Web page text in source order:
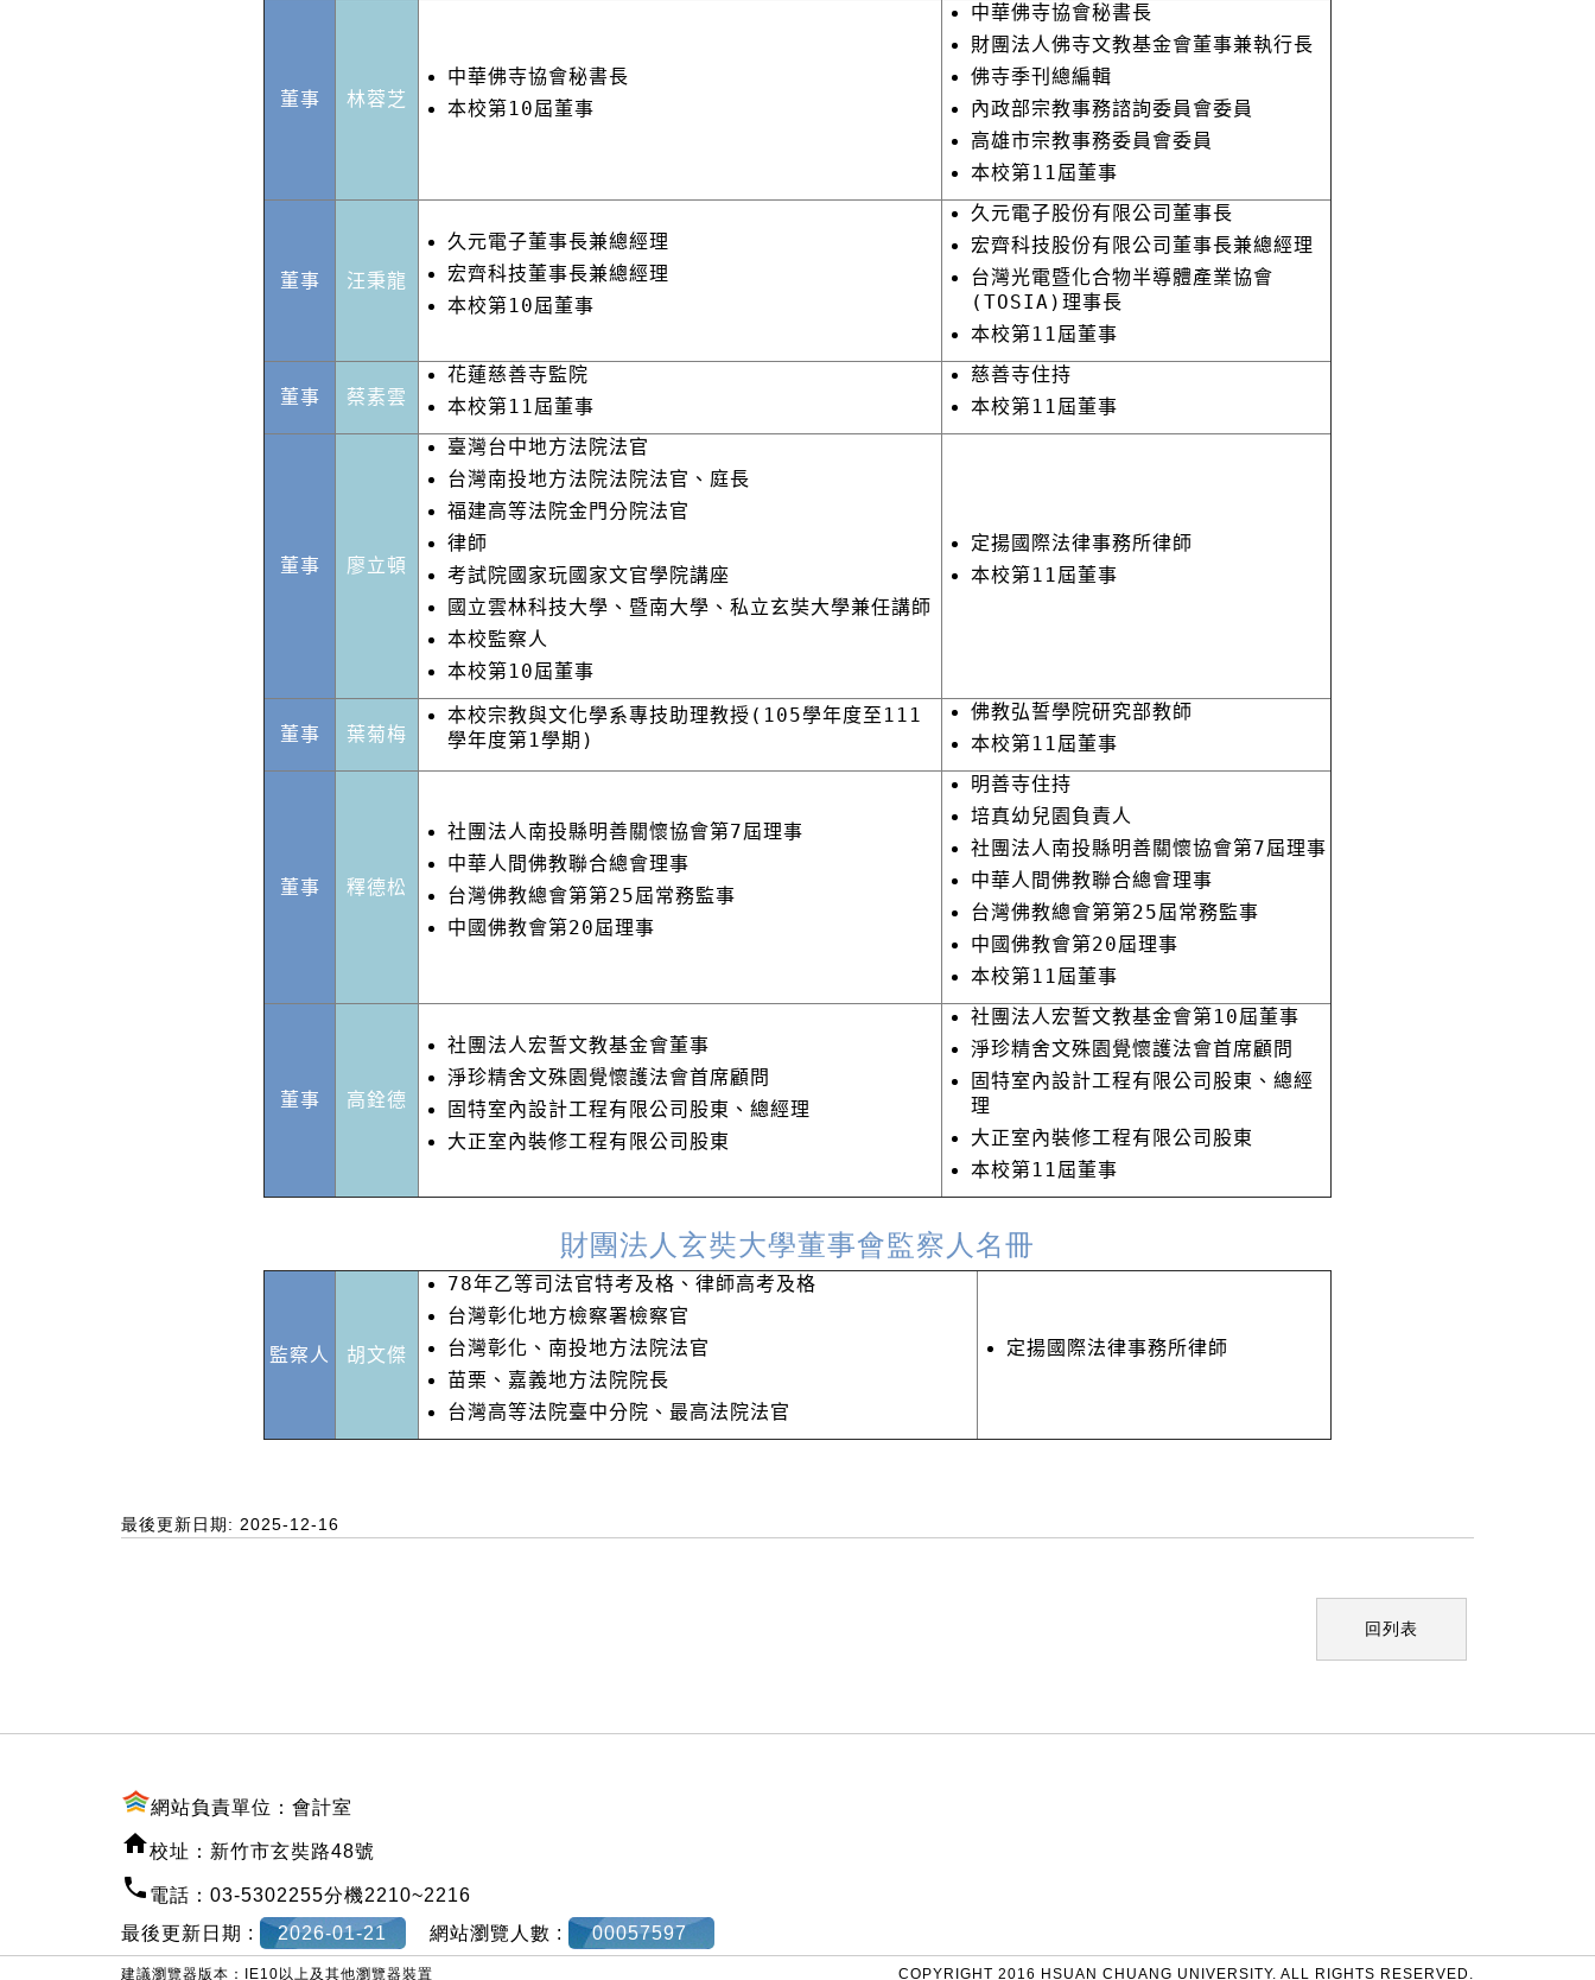
董事 林蓉芝
中華佛寺協會秘書長
本校第10屆董事
中華佛寺協會秘書長
財團法人佛寺文教基金會董事兼執行長
佛寺季刊總編輯
內政部宗教事務諮詢委員會委員
高雄市宗教事務委員會委員
本校第11屆董事
董事 汪秉龍
久元電子董事長兼總經理
宏齊科技董事長兼總經理
本校第10屆董事
久元電子股份有限公司董事長
宏齊科技股份有限公司董事長兼總經理
台灣光電暨化合物半導體產業協會
(TOSIA)理事長
本校第11屆董事
董事 蔡素雲
花蓮慈善寺監院
本校第11屆董事
慈善寺住持
本校第11屆董事
董事 廖立頓
臺灣台中地方法院法官
台灣南投地方法院法院法官、庭長
福建高等法院金門分院法官
律師
考試院國家玩國家文官學院講座
國立雲林科技大學、暨南大學、私立玄奘大學兼任講師
本校監察人
本校第10屆董事
定揚國際法律事務所律師
本校第11屆董事
董事 葉菊梅
本校宗教與文化學系專技助理教授(105學年度至111
學年度第1學期)
佛教弘誓學院研究部教師
本校第11屆董事
董事 釋德松
社團法人南投縣明善關懷協會第7屆理事
中華人間佛教聯合總會理事
台灣佛教總會第第25屆常務監事
中國佛教會第20屆理事
明善寺住持
培真幼兒園負責人
社團法人南投縣明善關懷協會第7屆理事
中華人間佛教聯合總會理事
台灣佛教總會第第25屆常務監事
中國佛教會第20屆理事
本校第11屆董事
董事 高銓德
社團法人宏誓文教基金會董事
淨珍精舍文殊園覺懷護法會首席顧問
固特室內設計工程有限公司股東、總經理
大正室內裝修工程有限公司股東
社團法人宏誓文教基金會第10屆董事
淨珍精舍文殊園覺懷護法會首席顧問
固特室內設計工程有限公司股東、總經
理
大正室內裝修工程有限公司股東
本校第11屆董事
財團法人玄奘大學董事會監察人名冊
監察人 胡文傑
78年乙等司法官特考及格、律師高考及格
台灣彰化地方檢察署檢察官
台灣彰化、南投地方法院法官
苗栗、嘉義地方法院院長
台灣高等法院臺中分院、最高法院法官
定揚國際法律事務所律師
最後更新日期: 2025-12-16
回列表
網站負責單位：會計室
校址：新竹市玄奘路48號
電話：03-5302255分機2210~2216
最後更新日期 :
2026-01-21 網站瀏覽人數 : 00057597
建議瀏覽器版本：IE10以上及其他瀏覽器裝置 COPYRIGHT 2016 HSUAN CHUANG UNIVERSITY. ALL RIGHTS RESERVED.